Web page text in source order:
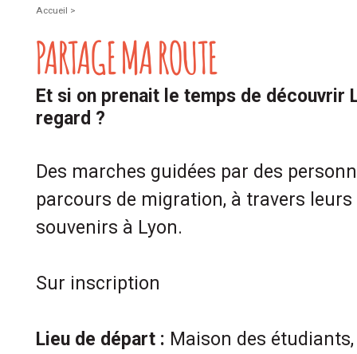
Accueil >
PARTAGE MA ROUTE
Et si on prenait le temps de découvrir
regard ?
Des marches guidées par des
parcours de migration, à travers leurs
souvenirs à Lyon.
Sur inscription
Lieu de départ : Maison des